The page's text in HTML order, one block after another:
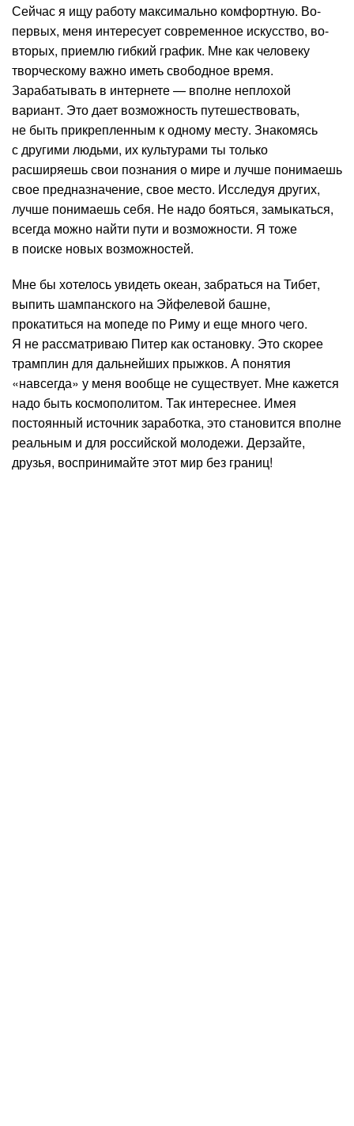
Сейчас я ищу работу максимально комфортную. Во-
первых, меня интересует современное искусство, во-
вторых, приемлю гибкий график. Мне как человеку
творческому важно иметь свободное время.
Зарабатывать в интернете — вполне неплохой
вариант. Это дает возможность путешествовать,
не быть прикрепленным к одному месту. Знакомясь
с другими людьми, их культурами ты только
расширяешь свои познания о мире и лучше понимаешь
свое предназначение, свое место. Исследуя других,
лучше понимаешь себя. Не надо бояться, замыкаться,
всегда можно найти пути и возможности. Я тоже
в поиске новых возможностей.
Мне бы хотелось увидеть океан, забраться на Тибет,
выпить шампанского на Эйфелевой башне,
прокатиться на мопеде по Риму и еще много чего.
Я не рассматриваю Питер как остановку. Это скорее
трамплин для дальнейших прыжков. А понятия
«навсегда» у меня вообще не существует. Мне кажется
надо быть космополитом. Так интереснее. Имея
постоянный источник заработка, это становится вполне
реальным и для российской молодежи. Дерзайте,
друзья, воспринимайте этот мир без границ!